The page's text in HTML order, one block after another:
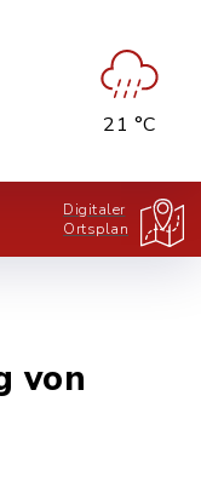
21 °C
Digitaler
Ortsplan
von